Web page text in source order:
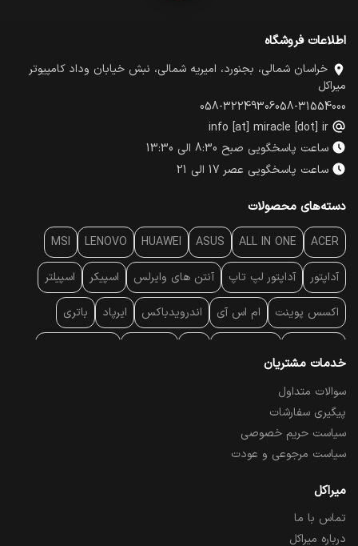
اطلاعات فروشگاه
خراسان شمالی، بجنورد، امیریه شمالی، نبش خیابان وداد کامپیوتر
میراکل
058-31554000
058-32249306
info [at] miracle [dot] ir
ساعت پاسخگویی صبح 8:30 الی 13:30
ساعت پاسخگویی عصر 17 الی 21
دسته‌های محصولات
ACER
ALL IN ONE
ASUS
HUAWEI
LENOVO
MSI
آداپتور آداپتور لپ تاپ آنتن‌ های وایرلس اسپیکر اسپیلتر
اکسس پوینت ام اس آی اندرویدباکس ایرپاد باتری
پایه سقفی
پرده نمایش
تبلت و موبایل تجهیزات پسیو شبکه
تلویزیون
درایو نوری
خدمات مشتریان
سوالات متداول
پیگیری سفارشات
سیاست حریم خصوصی
سیاست مرجوعی و عودت
میراکل
تماس با ما
درباره میراکل